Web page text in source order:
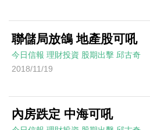
聯儲局放鴿 地產股可吼
今日信報 理財投資 股期出擊 邱古奇
2018/11/19
內房跌定 中海可吼